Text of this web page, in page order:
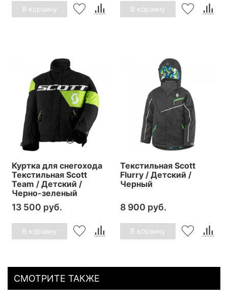
В корзину В корзину
Куртка для снегохода
Текстильная Scott
Team / Детский /
Черно-зеленый
13 500 руб.
В корзину
Текстильная Scott
Flurry / Детский /
Черный
8 900 руб.
В корзину
СМОТРИТЕ ТАКЖЕ